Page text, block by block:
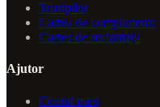
Trustpilot
Cartea de complimente
Cartea de reclamații
Ajutor
Contul meu